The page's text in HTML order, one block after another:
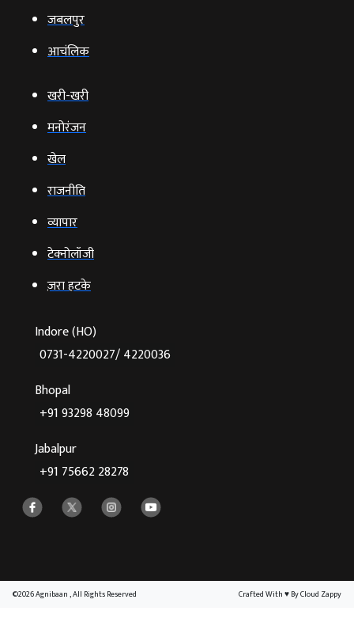
जबलपुर
आचंलिक
खरी-खरी
मनोरंजन
खेल
राजनीति
व्‍यापार
टेक्‍नोलॉजी
ज़रा हटके
Indore (HO)
0731-4220027/ 4220036
Bhopal
+91 93298 48099
Jabalpur
+91 75662 28278
©2026 Agnibaan , All Rights Reserved Crafted With♥By Cloud Zappy